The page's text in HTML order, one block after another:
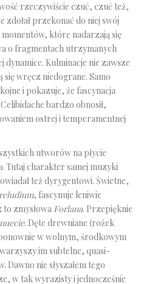
rzeczywiście czuć, czuć też,
zdołał przekonać do niej swój
momentów, które nadarzają się
o fragmentach utrzymanych
Kulminacje nie zawsze
się wręcz niedograne. Samo
i pokazuje, że fascynacja
bardzo obnosił,
ostrej i temperamentnej
utworów na płycie
. Tutaj charakter samej muzyki
też dyrygentowi. Świetne,
, fascynuje leniwie
zmysłowa Forlana. Przepięknie
. Dęte drewniane (rożek
w wolnym, środkowym
im subtelne, quasi-
Dawno nie słyszałem tego
w tak wyrazisty i jednocześnie